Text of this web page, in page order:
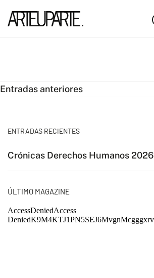
Navegación
entradas
Entradas anteriores
ENTRADAS RECIENTES
Crónicas Derechos Humanos 2026
ÚLTIMO MAGAZINE